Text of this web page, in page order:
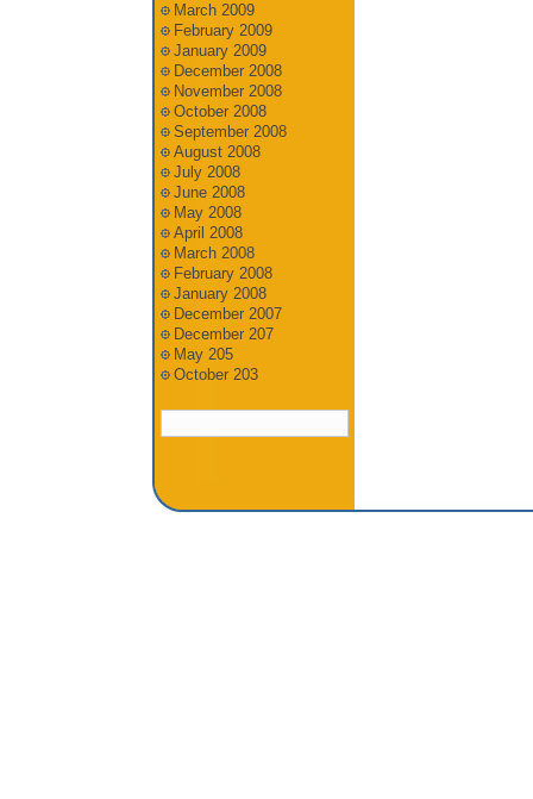
March 2009
February 2009
January 2009
December 2008
November 2008
October 2008
September 2008
August 2008
July 2008
June 2008
May 2008
April 2008
March 2008
February 2008
January 2008
December 2007
December 207
May 205
October 203